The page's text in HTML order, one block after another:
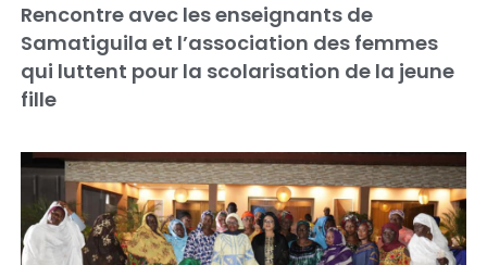
Rencontre avec les enseignants de
Samatiguila et l’association des femmes
qui luttent pour la scolarisation de la jeune
fille